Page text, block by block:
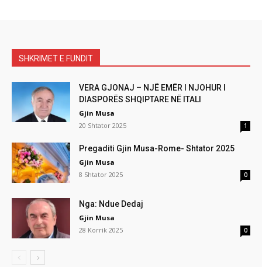
SHKRIMET E FUNDIT
VERA GJONAJ – NJË EMËR I NJOHUR I
DIASPORËS SHQIPTARE NË ITALI
Gjin Musa
20 Shtator 2025
1
Pregaditi Gjin Musa-Rome- Shtator 2025
Gjin Musa
8 Shtator 2025
0
Nga: Ndue Dedaj
Gjin Musa
28 Korrik 2025
0